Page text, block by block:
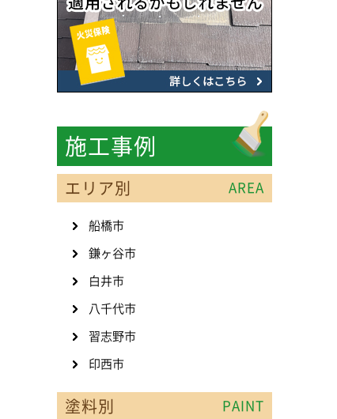
施工事例
エリア別 AREA
船橋市
鎌ヶ谷市
白井市
八千代市
習志野市
印西市
塗料別 PAINT